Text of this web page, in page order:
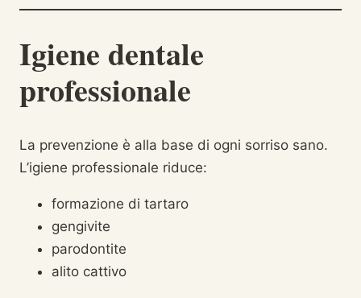
Igiene dentale
professionale
La prevenzione è alla base di ogni sorriso sano.
L’igiene professionale riduce:
formazione di tartaro
gengivite
parodontite
alito cattivo